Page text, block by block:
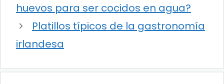
huevos para ser cocidos en agua?
Platillos típicos de la gastronomía
irlandesa